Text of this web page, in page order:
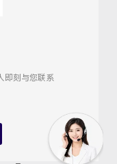
即刻与您联系